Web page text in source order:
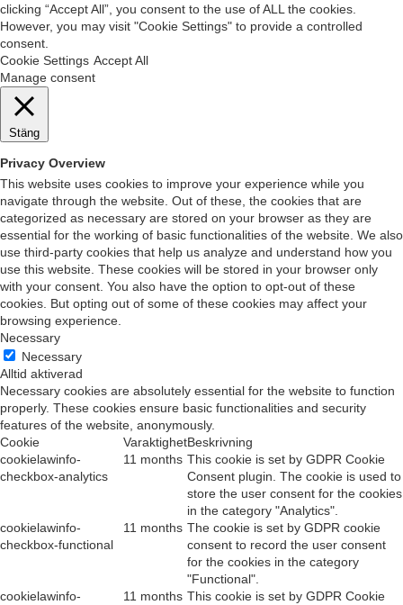
clicking “Accept All”, you consent to the use of ALL the cookies.
However, you may visit "Cookie Settings" to provide a controlled
consent.
Cookie Settings Accept All
Manage consent
Stäng
Privacy Overview
This website uses cookies to improve your experience while you
navigate through the website. Out of these, the cookies that are
categorized as necessary are stored on your browser as they are
essential for the working of basic functionalities of the website. We also
use third-party cookies that help us analyze and understand how you
use this website. These cookies will be stored in your browser only
with your consent. You also have the option to opt-out of these
cookies. But opting out of some of these cookies may affect your
browsing experience.
Necessary
Necessary
Alltid aktiverad
Necessary cookies are absolutely essential for the website to function
properly. These cookies ensure basic functionalities and security
features of the website, anonymously.
Cookie
VaraktighetBeskrivning
cookielawinfo-
checkbox-analytics
11 months This cookie is set by GDPR Cookie
Consent plugin. The cookie is used to
store the user consent for the cookies
in the category "Analytics".
cookielawinfo-
checkbox-functional
11 months The cookie is set by GDPR cookie
consent to record the user consent
for the cookies in the category
"Functional".
cookielawinfo-
11 months This cookie is set by GDPR Cookie